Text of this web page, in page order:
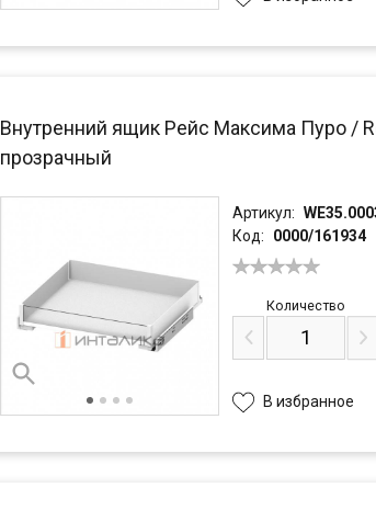
Внутренний ящик Рейс Максима Пуро /
прозрачный
Артикул:
Код:
0000/161934
Количество
В избранное